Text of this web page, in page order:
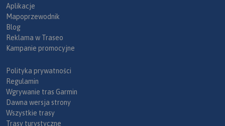
Aplikacje
Mapoprzewodnik
Blog
Reklama w Traseo
Kampanie promocyjne
Polityka prywatności
Regulamin
Wgrywanie tras Garmin
Dawna wersja strony
Wszystkie trasy
Trasy turystyczne